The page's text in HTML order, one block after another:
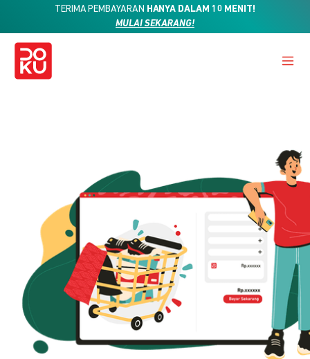
TERIMA PEMBAYARAN HANYA DALAM 10 MENIT!
MULAI SEKARANG!